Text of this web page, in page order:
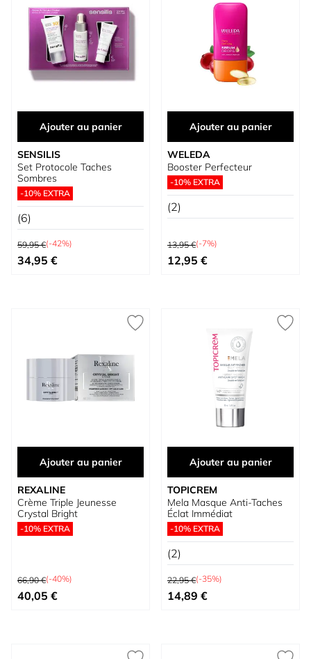
Ajouter au panier
SENSILIS
Set Protocole Taches
Sombres
-10% EXTRA
(6)
Prix normal
59,95 €(-42%)
Prix spécial
34,95 €
Ajouter au panier
WELEDA
Booster Perfecteur
-10% EXTRA
(2)
Prix normal
13,95 €(-7%)
Prix spécial
12,95 €
Ajouter au panier
REXALINE
Crème Triple Jeunesse
Crystal Bright
-10% EXTRA
Prix normal
66,90 €(-40%)
Prix spécial
40,05 €
Ajouter au panier
TOPICREM
Mela Masque Anti-Taches
Éclat Immédiat
-10% EXTRA
(2)
Prix normal
22,95 €(-35%)
Prix spécial
14,89 €